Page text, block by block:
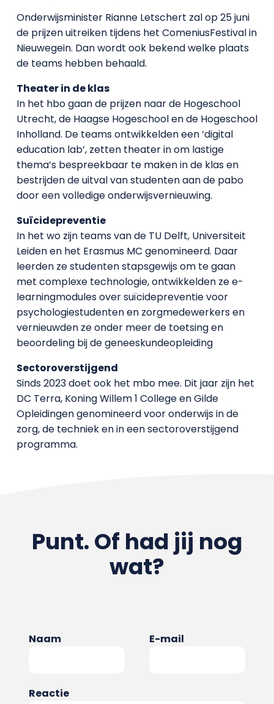
Onderwijsminister Rianne Letschert zal op 25 juni
de prijzen uitreiken tijdens het ComeniusFestival in
Nieuwegein. Dan wordt ook bekend welke plaats
de teams hebben behaald.
Theater in de klas
In het hbo gaan de prijzen naar de Hogeschool
Utrecht, de Haagse Hogeschool en de Hogeschool
Inholland. De teams ontwikkelden een ‘digital
education lab’, zetten theater in om lastige
thema’s bespreekbaar te maken in de klas en
bestrijden de uitval van studenten aan de pabo
door een volledige onderwijsvernieuwing.
Suïcidepreventie
In het wo zijn teams van de TU Delft, Universiteit
Leiden en het Erasmus MC genomineerd. Daar
leerden ze studenten stapsgewijs om te gaan
met complexe technologie, ontwikkelden ze e-
learningmodules over suïcidepreventie voor
psychologiestudenten en zorgmedewerkers en
vernieuwden ze onder meer de toetsing en
beoordeling bij de geneeskundeopleiding
Sectoroverstijgend
Sinds 2023 doet ook het mbo mee. Dit jaar zijn het
DC Terra, Koning Willem 1 College en Gilde
Opleidingen genomineerd voor onderwijs in de
zorg, de techniek en in een sectoroverstijgend
programma.
Punt. Of had jij nog
wat?
Naam E-mail
Reactie